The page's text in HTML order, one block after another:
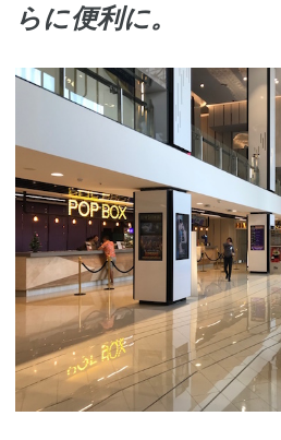
らに便利に。